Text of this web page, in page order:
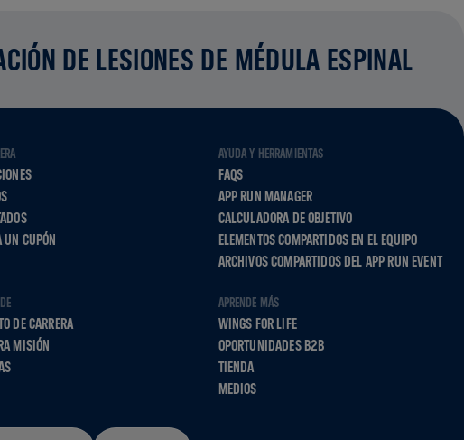
DE LESIONES DE MÉDULA ESPINAL
UN CUPÓN
AYUDA Y HERRAMIENTAS
FAQS
APP RUN MANAGER
CALCULADORA DE OBJETIVO
ELEMENTOS COMPARTIDOS EN EL EQUIPO
ARCHIVOS COMPARTIDOS DEL APP RUN EVENT
DE CARRERA
MISIÓN
APRENDE MÁS
WINGS FOR LIFE
OPORTUNIDADES B2B
TIENDA
MEDIOS